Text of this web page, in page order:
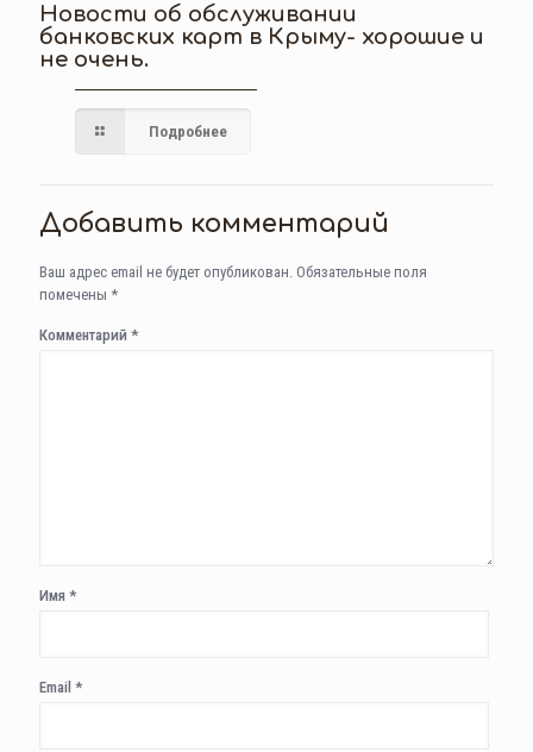
Новости об обслуживании
банковских карт в Крыму- хорошие и
не очень.
Подробнее
Добавить комментарий
Ваш адрес email не будет опубликован. Обязательные поля
помечены *
Комментарий *
Имя *
Email *